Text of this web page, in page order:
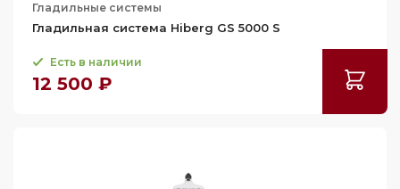
Гладильные системы
Гладильная система Hiberg GS 5000 S
Есть в наличии
12 500 ₽